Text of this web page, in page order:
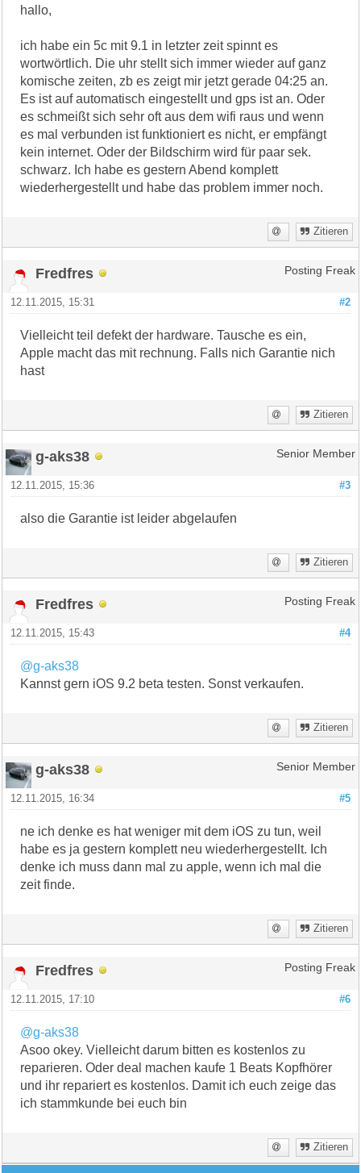
hallo,
ich habe ein 5c mit 9.1 in letzter zeit spinnt es
wortwörtlich. Die uhr stellt sich immer wieder auf ganz
komische zeiten, zb es zeigt mir jetzt gerade 04:25 an.
Es ist auf automatisch eingestellt und gps ist an. Oder
es schmeißt sich sehr oft aus dem wifi raus und wenn
es mal verbunden ist funktioniert es nicht, er empfängt
kein internet. Oder der Bildschirm wird für paar sek.
schwarz. Ich habe es gestern Abend komplett
wiederhergestellt und habe das problem immer noch.
Zitieren
Fredfres Posting Freak
#2
12.11.2015, 15:31
Vielleicht teil defekt der hardware. Tausche es ein,
Apple macht das mit rechnung. Falls nich Garantie nich
hast
Zitieren
g-aks38 Senior Member
#3
12.11.2015, 15:36
also die Garantie ist leider abgelaufen
Zitieren
Fredfres Posting Freak
#4
12.11.2015, 15:43
@g-aks38
Kannst gern iOS 9.2 beta testen. Sonst verkaufen.
Zitieren
g-aks38 Senior Member
#5
12.11.2015, 16:34
ne ich denke es hat weniger mit dem iOS zu tun, weil
habe es ja gestern komplett neu wiederhergestellt. Ich
denke ich muss dann mal zu apple, wenn ich mal die
zeit finde.
Zitieren
Fredfres Posting Freak
#6
12.11.2015, 17:10
@g-aks38
Asoo okey. Vielleicht darum bitten es kostenlos zu
reparieren. Oder deal machen kaufe 1 Beats Kopfhörer
und ihr repariert es kostenlos. Damit ich euch zeige das
ich stammkunde bei euch bin
Zitieren